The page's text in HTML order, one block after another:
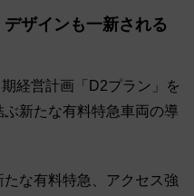
ザインも一新される
経営計画「D2プラン」を
新たな有料特急車両の導
たな有料特急、アクセス強